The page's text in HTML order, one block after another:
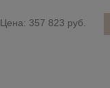
Цена: 357 823 руб.